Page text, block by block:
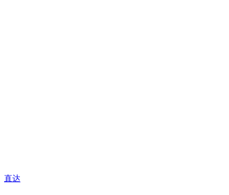
直达